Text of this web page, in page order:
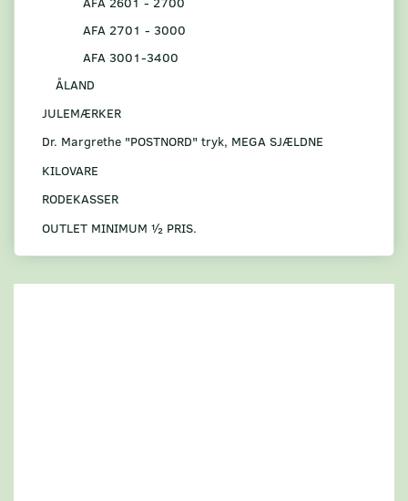
AFA 2701 - 3000
AFA 3001-3400
ÅLAND
JULEMÆRKER
Dr. Margrethe "POSTNORD" tryk, MEGA SJÆLDNE
KILOVARE
RODEKASSER
OUTLET MINIMUM ½ PRIS.